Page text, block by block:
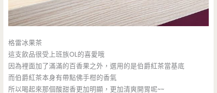
格雷冰果茶
這支飲品很受上班族OL的喜愛哦
因為裡面加了滿滿的百香果之外，選用的是伯爵紅茶當基底
而伯爵紅茶本身有帶點佛手柑的香氣
所以喝起來那個酸甜香更加明顯，更加清爽開胃呢~~